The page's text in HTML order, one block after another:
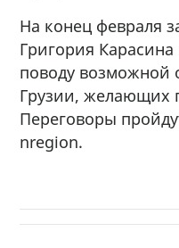
На конец февраля
Григория
поводу возможной
Грузии, желающих
Переговоры
nregion.